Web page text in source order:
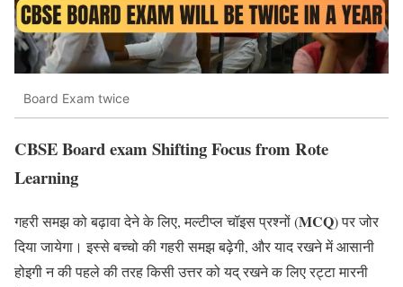
Board Exam twice
CBSE Board exam Shifting Focus from Rote
Learning
गहरी समझ को बढ़ावा देने के लिए, मल्टीप्ल चॉइस प्रश्नों (MCQ) पर जोर
दिया जायेगा। इस्से बच्चो की गहरी समझ बढ़ेगी, और याद रखने में आसानी
होइगी न की पहले की तरह किसी उत्तर को यद् रखने क लिए रट्टा मारनी